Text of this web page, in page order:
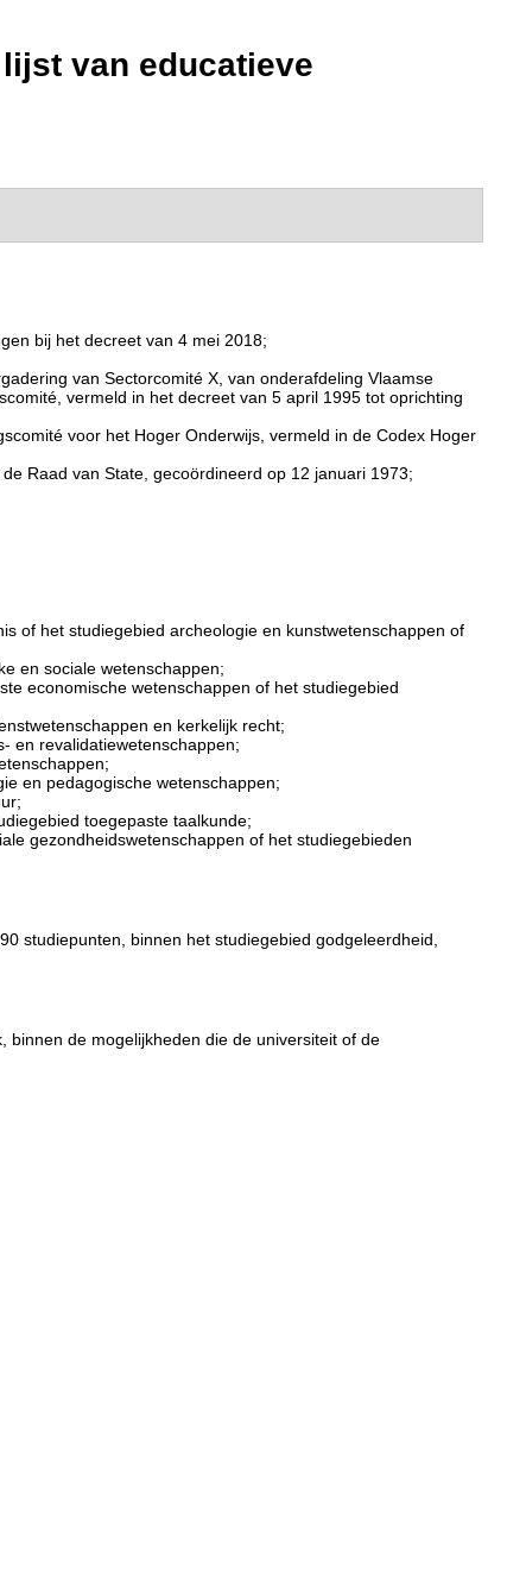
van educatieve
bij het decreet van 4 mei 2018;
van Sectorcomité X, van onderafdeling Vlaamse
vermeld in het decreet van 5 april 1995 tot oprichting
voor het Hoger Onderwijs, vermeld in de Codex Hoger
Raad van State, gecoördineerd op 12 januari 1973;
of het studiegebied archeologie en kunstwetenschappen of
en sociale wetenschappen;
economische wetenschappen of het studiegebied
en kerkelijk recht;
en revalidatiewetenschappen;
en pedagogische wetenschappen;
toegepaste taalkunde;
gezondheidswetenschappen of het studiegebieden
studiepunten, binnen het studiegebied godgeleerdheid,
binnen de mogelijkheden die de universiteit of de